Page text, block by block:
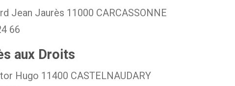
Jean Jaurès 11000 CARCASSONNE
66
aux Droits
Hugo 11400 CASTELNAUDARY